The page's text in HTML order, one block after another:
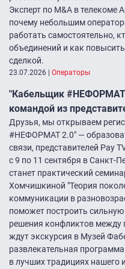
Эксперт по M&A в телекоме
почему небольшим
работать самостоятельно,
объединений и как
сделкой.
23.07.2026 Операторы
"Кабельщик #НЕФОРМАТ
командой из
Друзья, мы открываем
#НЕФОРМАТ 2.0″ —
связи, представителей Pay
с 9 по 11 сентября в Санкт-
станет практический
Хомчишкиной "Теория
коммуникации в
поможет построить
решения конфликтов между
ждут экскурсия в Музей
развлекательная
в лучших традициях нашего